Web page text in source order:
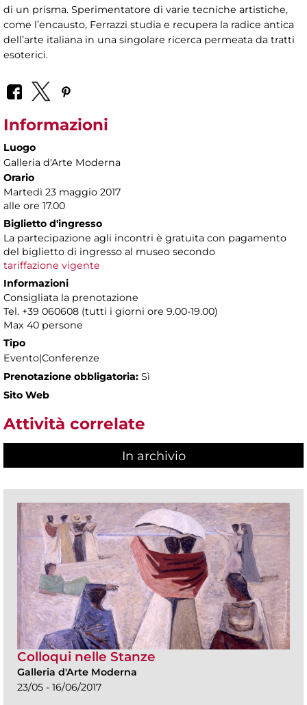
di un prisma. Sperimentatore di varie tecniche artistiche,
come l’encausto, Ferrazzi studia e recupera la radice antica
dell’arte italiana in una singolare ricerca permeata da tratti
esoterici.
Informazioni
Luogo
Galleria d'Arte Moderna
Orario
Martedì 23 maggio 2017
alle ore 17.00
Biglietto d'ingresso
La partecipazione agli incontri è gratuita con pagamento
del biglietto di ingresso al museo secondo
tariffazione vigente
Informazioni
Consigliata la prenotazione
Tel. +39 060608 (tutti i giorni ore 9.00-19.00)
Max 40 persone
Tipo
Evento|Conferenze
Prenotazione obbligatoria: Sì
Sito Web
Attività correlate
In archivio
Colloqui nelle Stanze
Galleria d'Arte Moderna
23/05 - 16/06/2017